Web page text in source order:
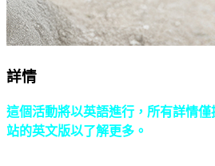
詳情
這個活動將以英語進行，所有詳情
站的英文版以了解更多。